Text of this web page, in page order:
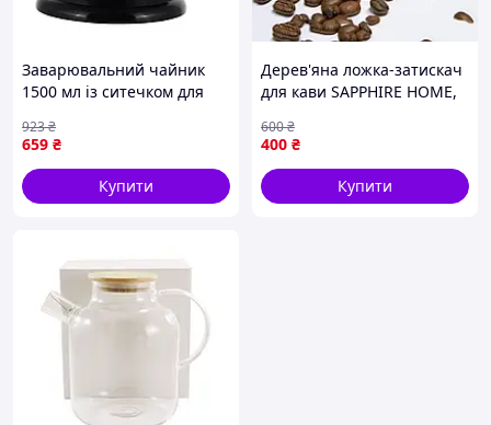
Заварювальний чайник
1500 мл із ситечком для
кухні прозорий Ofenbach
FK-10435
659 ₴
923₴
Купити
Дерев'яна ложка-затискач
для кави SAPPHIRE HOME,
меленої кави і зерен, 7 г
400 ₴
600₴
Купити